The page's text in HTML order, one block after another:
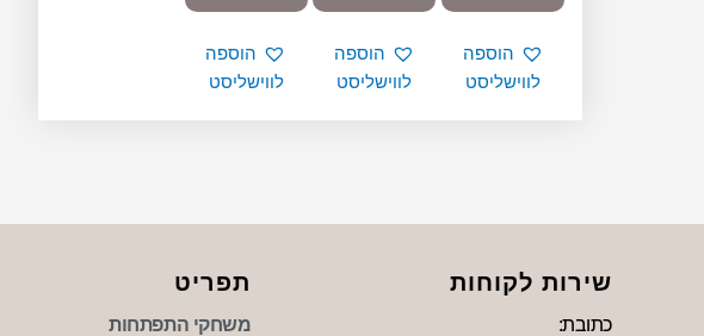
הוספה
לווישליסט
הוספה
לווישליסט
הוספה
לווישליסט
שירות לקוחות
כתובת:
תפריט
משחקי התפתחות